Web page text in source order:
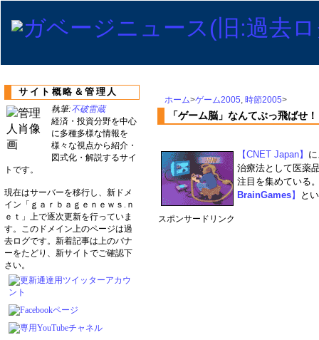
ホーム>ゲーム2005, 時節2005>
「ゲーム脳」なんてぶっ飛ばせ
【CNET Japan】
治療法として医薬
注目を集めている
BrainGames】 と
スポンサードリンク
サイト概略＆管理人
執筆:不破雷蔵
経済・投資分野を中心
に多種多様な情報を
様々な視点から紹介・
図式化・解説するサイ
トです。
現在はサーバーを移行し、新ドメ
イン「ｇａｒｂａｇｅｎｅｗｓ.ｎ
ｅｔ」上で逐次更新を行っていま
す。このドメイン上のページは過
去ログです。新着記事は上のバナ
ーをたどり、新サイトでご確認下
さい。